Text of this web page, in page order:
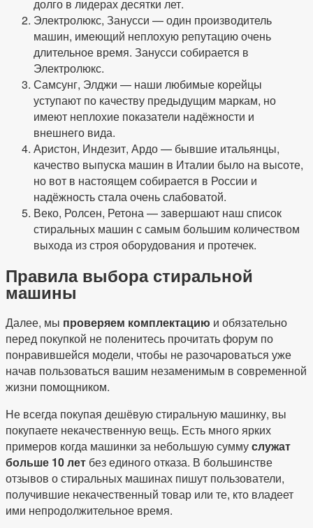
долго в лидерах десятки лет.
Электролюкс, Занусси — один производитель
машин, имеющий неплохую репутацию очень
длительное время. Занусси собирается в
Электролюкс.
Самсунг, Элджи — наши любимые корейцы
уступают по качеству предыдущим маркам, но
имеют неплохие показатели надёжности и
внешнего вида.
Аристон, Индезит, Ардо — бывшие итальянцы,
качество выпуска машин в Италии было на высоте,
но вот в настоящем собирается в России и
надёжность стала очень слабоватой.
Веко, Ролсен, Ретона — завершают наш список
стиральных машин с самым большим количеством
выхода из строя оборудования и протечек.
Правила выбора стиральной
машины
Далее, мы проверяем комплектацию и обязательно
перед покупкой не поленитесь прочитать форум по
понравившейся модели, чтобы не разочароваться уже
начав пользоваться вашим незаменимым в современной
жизни помощником.
Не всегда покупая дешёвую стиральную машинку, вы
покупаете некачественную вещь. Есть много ярких
примеров когда машинки за небольшую суммуслужат
больше 10 лет без единого отказа. В большинстве
отзывов о стиральных машинах пишут пользователи,
получившие некачественный товар или те, кто владеет
ими непродолжительное время.